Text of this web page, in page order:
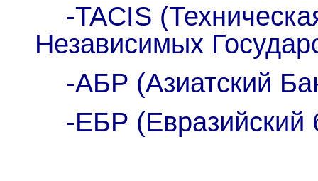
-TACIS
Независимых
-АБР (Азиатский
-ЕБР (Евразийский